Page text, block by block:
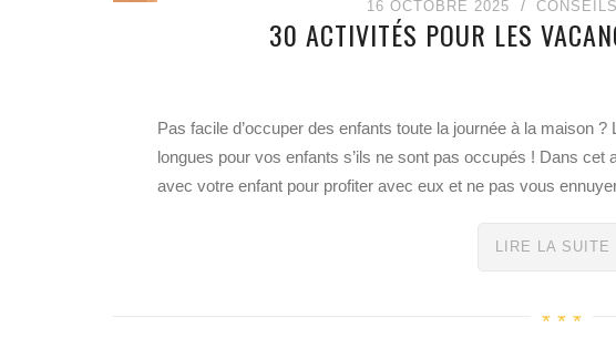
16 OCTOBRE 2025 CONSEILS
30 ACTIVITÉS POUR LES
Pas facile d’occuper des enfants toute la journée à la maison
longues pour vos enfants s’ils ne sont pas occupés ! Dans
avec votre enfant pour profiter avec eux et ne pas vous
LIRE LA SUITE